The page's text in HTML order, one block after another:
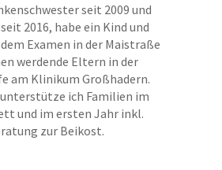
seit 2009 und
2016, habe ein Kind und
Examen in der Maistraße
werdende Eltern in der
am Klinikum Großhadern.
ich Familien im
und im ersten Jahr inkl.
zur Beikost.